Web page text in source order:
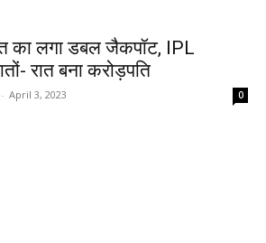
का लगा डबल जैकपॉट, IPL
रात बना करोड़पति
- April 3, 2023 0